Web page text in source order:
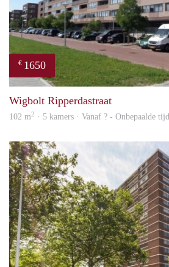
€ 1650
Wigbolt Ripperdastraat
102 m2 · 5 kamers · Vanaf ? - Onbepaalde tijd